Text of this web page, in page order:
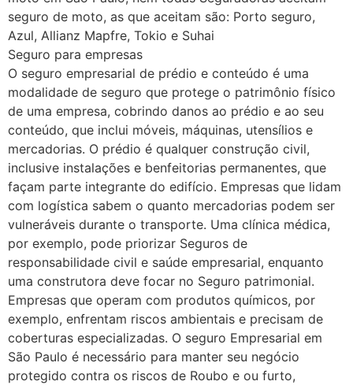
seguro de moto, as que aceitam são: Porto seguro,
Azul, Allianz Mapfre, Tokio e Suhai
Seguro para empresas
O seguro empresarial de prédio e conteúdo é uma
modalidade de seguro que protege o patrimônio físico
de uma empresa, cobrindo danos ao prédio e ao seu
conteúdo, que inclui móveis, máquinas, utensílios e
mercadorias. O prédio é qualquer construção civil,
inclusive instalações e benfeitorias permanentes, que
façam parte integrante do edifício. Empresas que lidam
com logística sabem o quanto mercadorias podem ser
vulneráveis durante o transporte. Uma clínica médica,
por exemplo, pode priorizar Seguros de
responsabilidade civil e saúde empresarial, enquanto
uma construtora deve focar no Seguro patrimonial.
Empresas que operam com produtos químicos, por
exemplo, enfrentam riscos ambientais e precisam de
coberturas especializadas. O seguro Empresarial em
São Paulo é necessário para manter seu negócio
protegido contra os riscos de Roubo e ou furto,